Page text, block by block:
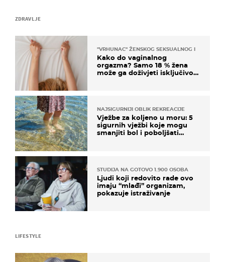
ZDRAVLJE
"VRHUNAC" ŽENSKOG SEKSUALNOG ISKUSTVA
Kako do vaginalnog
orgazma? Samo 18 % žena
može ga doživjeti isključivo
NAJSIGURNIJI OBLIK REKREACIJE
Vježbe za koljeno u moru: 5
sigurnih vježbi koje mogu
smanjiti bol i poboljšati
STUDIJA NA GOTOVO 1.900 OSOBA
Ljudi koji redovito rade ovo
imaju “mlađi” organizam,
pokazuje istraživanje
LIFESTYLE